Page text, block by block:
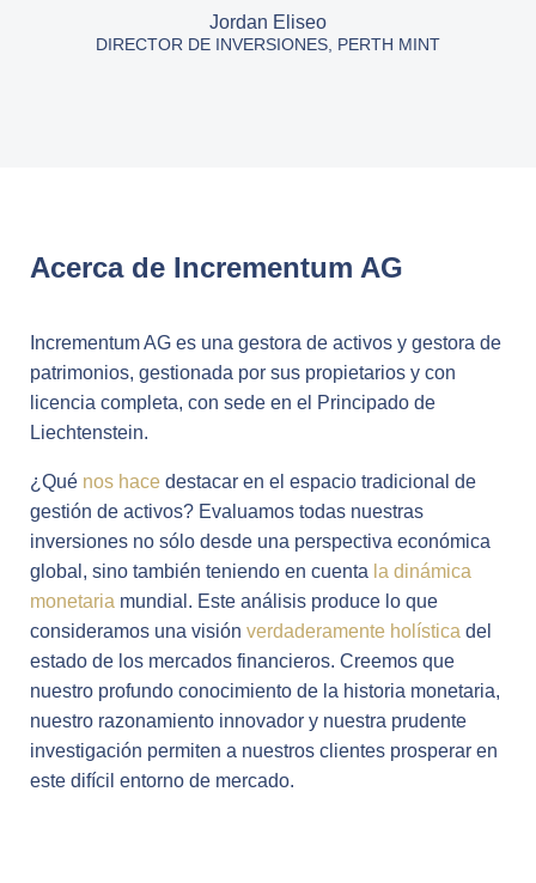
Jordan Eliseo
DIRECTOR DE INVERSIONES, PERTH MINT
Acerca de Incrementum AG
Incrementum AG es una gestora de activos y gestora de
patrimonios, gestionada por sus propietarios y con
licencia completa, con sede en el Principado de
Liechtenstein.
¿Qué nos hace destacar en el espacio tradicional de
gestión de activos? Evaluamos todas nuestras
inversiones no sólo desde una perspectiva económica
global, sino también teniendo en cuenta la dinámica
monetaria mundial. Este análisis produce lo que
consideramos una visión verdaderamente holística del
estado de los mercados financieros. Creemos que
nuestro profundo conocimiento de la historia monetaria,
nuestro razonamiento innovador y nuestra prudente
investigación permiten a nuestros clientes prosperar en
este difícil entorno de mercado.